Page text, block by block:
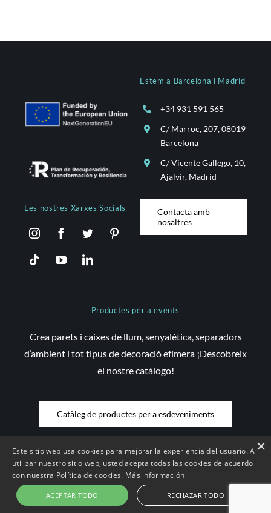
Les nostres Xarxes Socials
Estem a Barcelona i Madrid
+34 931 591 565
C/ Marroc, 207, 08019
Barcelona
C/ Vicente Gallego, 10,
Ajalvir, Madrid
Contacta amb
nosaltres
Productes per a events
Crea parets i caixes de llum, senyalètica, separadors
d’ambient i tot tipus de decoració efímera ¡Descobreix
el nostre catálogo!
Catàleg de productes per a esdeveniments
© Copyright 2026 Saez Decom - Tots els drets reservats | Web
Compsa Online•Avís Legal i condicions d'ús
Condicions de contractació
Política de Cookies | Política de Privacitat
×
Este sitio web usa cookies para mejorar la experiencia del usuario. Al
utilizar nuestro sitio web, usted acepta todas las cookies de acuerdo
con nuestra Política de cookies. Más información
ACEPTAR TODO RECHAZAR TODO